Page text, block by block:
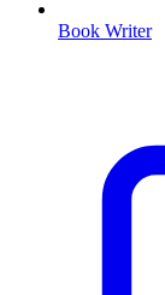
Book Writer